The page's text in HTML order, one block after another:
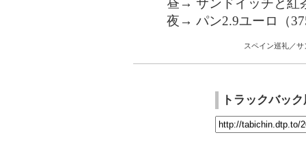
昼→ サンドイッチと紅
夜→ パン2.9ユーロ（
スペイン巡礼／
トラックバッ